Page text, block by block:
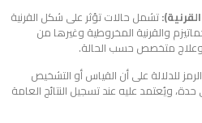
تشمل حالات تؤثر على شكل القرنية
والقرنية المخروطية وغيرها من
وعلاج متخصص حسب الحالة.
للدلالة على أن القياس أو التشخيص
ويُعتمد عليه عند تسجيل النتائج العامة